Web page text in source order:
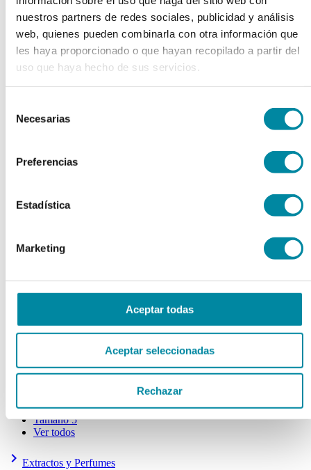
nuestros partners de redes sociales, publicidad y análisis
web, quienes pueden combinarla con otra información que
les haya proporcionado o que hayan recopilado a partir del
uso que haya hecho de sus servicios.
Necesarias
Preferencias
Estadística
Marketing
Aceptar todas
Aceptar seleccionadas
Rechazar
Disolventes
Espesantes y Gelificantes
Excipientes Varios
Filtros Solares
Reguladores Ph
Siliconas
keyboard_arrow_rightBases y Jarabes
Emulsionantes
keyboard_arrow_right
Ceras
Tamaño 000
Tamaño 1
Tamaño 4
Tamaño 5
Ver todos
keyboard_arrow_right Extractos y Perfumes